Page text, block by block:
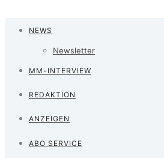
NEWS
Newsletter
MM-INTERVIEW
REDAKTION
ANZEIGEN
ABO SERVICE